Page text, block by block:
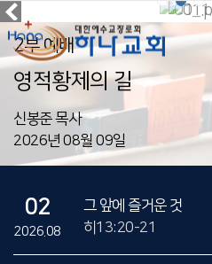
2부 예배
영적황제의 길
신봉준 목사
2026년 08월 09일
02
2026.08
그 앞에 즐거운 것
히13:20-21